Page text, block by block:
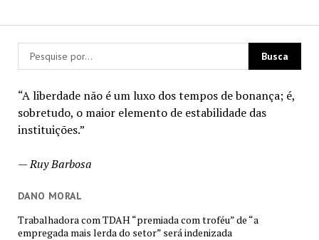
“A liberdade não é um luxo dos tempos de bonança; é,
sobretudo, o maior elemento de estabilidade das
instituições.”
—Ruy Barbosa
DANO MORAL
Trabalhadora com TDAH “premiada com troféu” de “a
empregada mais lerda do setor” será indenizada